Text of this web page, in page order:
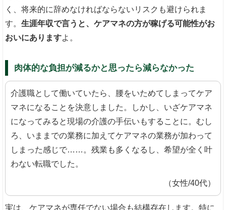
く、将来的に辞めなければならないリスクも避けられま
す。生涯年収で言うと、ケアマネの方が稼げる可能性がお
おいにありますよ。
肉体的な負担が減るかと思ったら減らなかった
介護職として働いていたら、腰をいためてしまってケア
マネになることを決意しました。しかし、いざケアマネ
になってみると現場の介護の手伝いもすることに。むし
ろ、いままでの業務に加えてケアマネの業務が加わって
しまった感じで……。残業も多くなるし、希望が全く叶
わない転職でした。
（女性/40代）
実は、ケアマネが専任でない場合も結構存在します。特に